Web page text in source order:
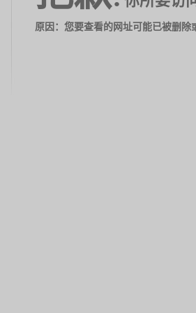
原因：您要查看的网址可能已被删除